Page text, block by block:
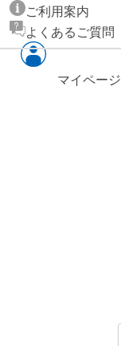
ご利用案内
よくあるご質問
マイページ